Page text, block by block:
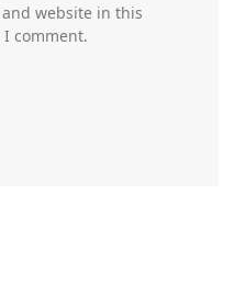
website in this
comment.